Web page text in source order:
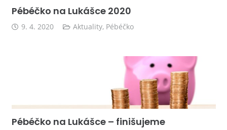
Pébéčko na Lukášce 2020
9. 4. 2020 Aktuality, Pébéčko
Pébéčko na Lukášce – finišujeme